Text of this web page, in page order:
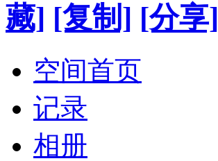
藏] [复制] [分享]
空间首页
记录
相册